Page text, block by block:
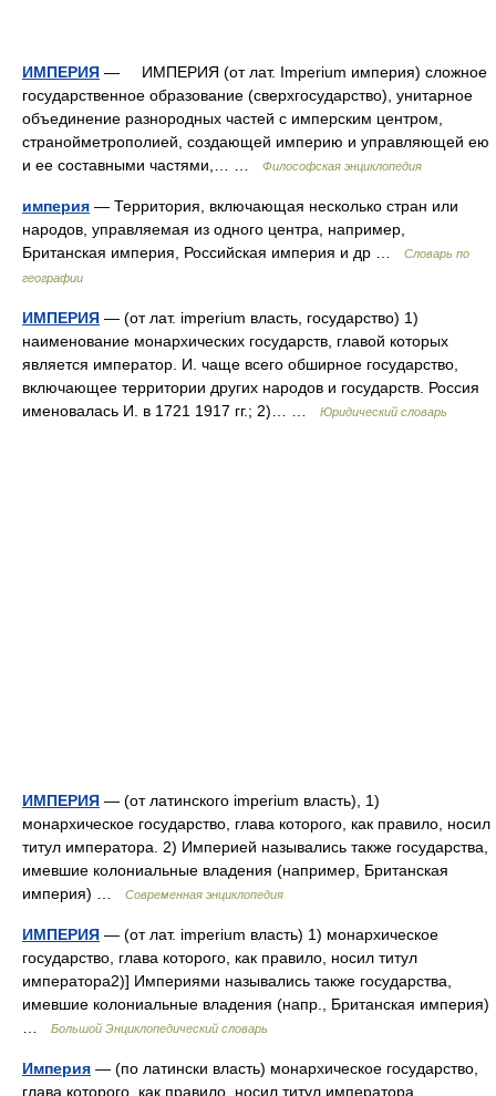
ИМПЕРИЯ — ИМПЕРИЯ (от лат. Imperium империя) сложное
государственное образование (сверхгосударство), унитарное
объединение разнородных частей с имперским центром,
странойметрополией, создающей империю и управляющей ею
и ее составными частями,… …
Философская энциклопедия
империя — Территория, включающая несколько стран или
народов, управляемая из одного центра, например,
Британская империя, Российская империя и др …
Словарь по
географии
ИМПЕРИЯ — (от лат. imperium власть, государство) 1)
наименование монархических государств, главой которых
является император. И. чаще всего обширное государство,
включающее территории других народов и государств. Россия
именовалась И. в 1721 1917 гг.; 2)… …
Юридический словарь
ИМПЕРИЯ — (от латинского imperium власть), 1)
монархическое государство, глава которого, как правило, носил
титул императора. 2) Империей назывались также государства,
имевшие колониальные владения (например, Британская
империя) …
Современная энциклопедия
ИМПЕРИЯ — (от лат. imperium власть) 1) монархическое
государство, глава которого, как правило, носил титул
императора2)] Империями назывались также государства,
имевшие колониальные владения (напр., Британская империя)
Большой Энциклопедический словарь
Империя — (по латински власть) монархическое государство,
глава которого, как правило, носил титул императора.